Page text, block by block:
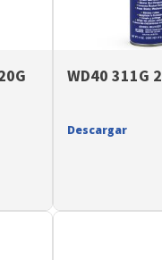
WD40 311G 2
Descargar